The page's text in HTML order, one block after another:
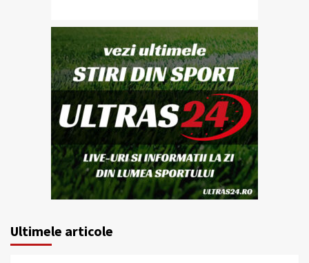
Ultimele articole